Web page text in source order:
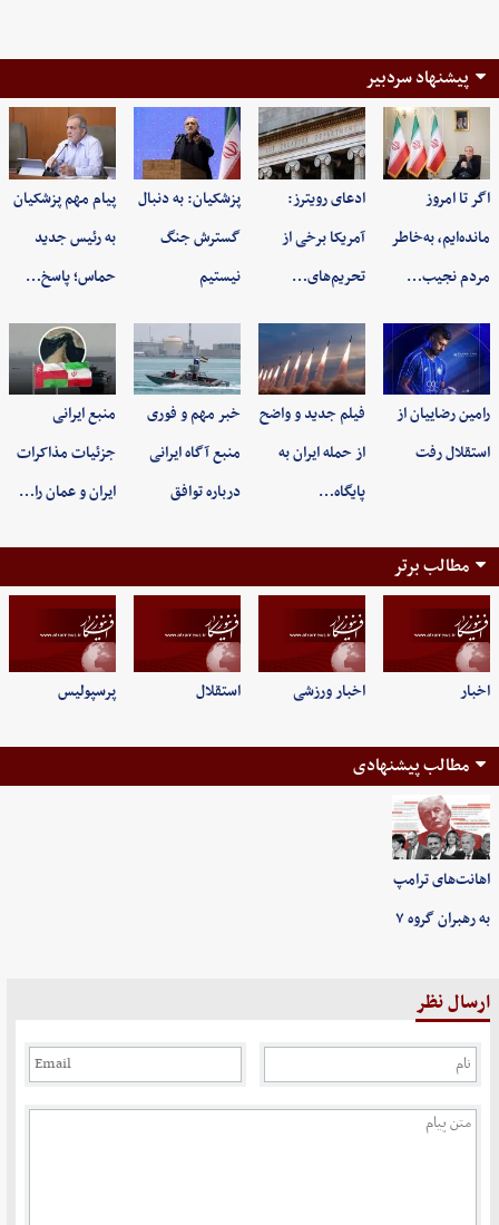
پیشنهاد سردبیر
اگر تا امروز
مانده‌ایم، به‌خاطر
مردم نجیب…
ادعای رویترز:
آمریکا برخی از
تحریم‌های…
پزشکیان: به‌ دنبال
گسترش جنگ
نیستیم
پیام مهم پزشکیان
به رئیس جدید
حماس؛ پاسخ…
رامین رضاییان از
استقلال رفت
فیلم جدید و واضح
از حمله ایران به
پایگاه…
خبر مهم و فوری
منبع آگاه ایرانی
درباره توافق
منبع ایرانی
جزئیات مذاکرات
ایران و عمان را…
مطالب برتر
اخبار اخبار ورزشی استقلال پرسپولیس
مطالب پیشنهادی
اهانت‌های ترامپ
به رهبران گروه ۷
ارسال نظر